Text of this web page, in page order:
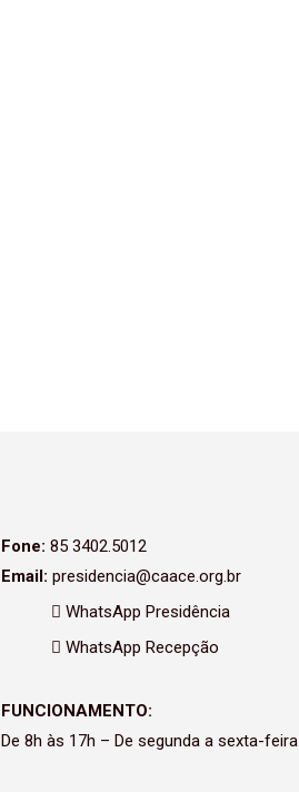
Fone: 85 3402.5012
Email: presidencia@caace.org.br
WhatsApp Presidência
WhatsApp Recepção
FUNCIONAMENTO:
De 8h às 17h – De segunda a sexta-feira